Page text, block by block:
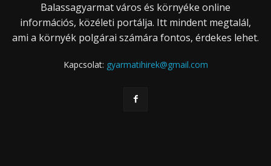
Balassagyarmat város és környéke online
információs, közéleti portálja. Itt mindent megtalál,
ami a környék polgárai számára fontos, érdekes lehet.
Kapcsolat: gyarmatihirek@gmail.com